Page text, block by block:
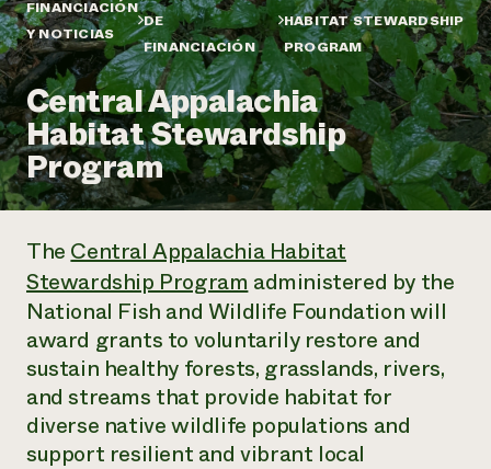
Informes anuales y financieros
Historias de impacto
Informe de
impacto 2024
LEER EL INFORME
Latinos en la agricultura
Sistemas alimentarios locales
Agricultura urbana
Las mujeres en la agricultura
Evento anual de reciclaje de productos electrónicos
Programa de descuentos de NorthWestern Energy
Servicios energéticos comerciales
Servicios energéticos residenciales
LIHEAP
Centro de intercambio de información AgriSolar
Blog
Podcasts
Publicaciones
Cursos cortos
Vídeos
Oportunidades de financiación
Noticias
Internship Hub
Buscar prácticas
Contratar a un becario
Asociaciones empresariales
Donar
Donaciones planificadas
Boletín
Consultas de los medios de comunicación
Todos
contribuyen a la
resiliencia de la
comunidad.
DONAR AHORA
FINANCIACIÓN
Y NOTICIAS
DE
FINANCIACIÓN
HABITAT STEWARDSHIP
PROGRAM
Central Appalachia
Habitat Stewardship
Program
TheCentral Appalachia Habitat
Stewardship Programadministered by the
National Fish and Wildlife Foundation will
award grants to voluntarily restore and
sustain healthy forests, grasslands, rivers,
and streams that provide habitat for
diverse native ​​wildlife populations and
support resilient and vibrant local